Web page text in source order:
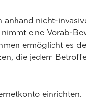
nicht-
eine Vorab-
ermöglicht es
die jedem
einrichten.